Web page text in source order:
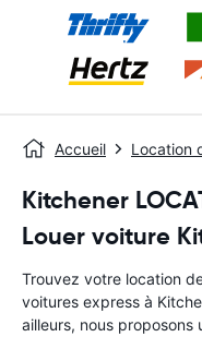
Accueil Location
Kitchener
Louer voiture
Trouvez votre location
voitures express à
ailleurs, nous